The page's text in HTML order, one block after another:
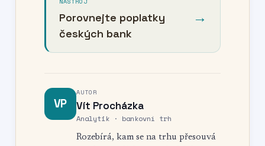
Porovnejte poplatky
českých bank
→
VP
AUTOR
Vít Procházka
Analytik · bankovní trh
Rozebírá, kam se na trhu přesouvá